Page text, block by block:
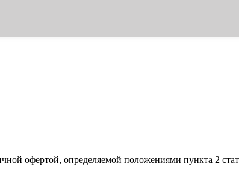
офертой, определяемой положениями пункта 2